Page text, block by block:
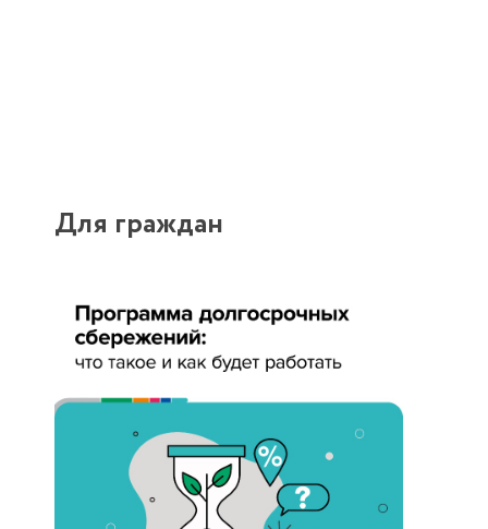
Для граждан